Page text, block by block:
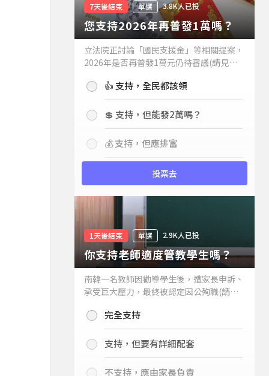
7天後結束 單選 3.8K人已投
您支持2026年再普發1萬嗎？
立法院正討論「國民支援金」等相關提案，
2026年是否再普發1萬元仍待審議(請見下
持嗎？👍 支持，全民都該領
💲 支持，但能發2萬嗎？
💰 支持，但應排富
投票去
1天後結束 單選 2.9K人已投
你支持老師適度管教學生嗎？
南韓一名教師因勸導學生後，遭家長申訴、
承受巨大壓力，最終被認定因公殉職(請見
你支持老師適度管教學生嗎？
完全支持
支持，但要有詳細配套
不支持，應由家長負責